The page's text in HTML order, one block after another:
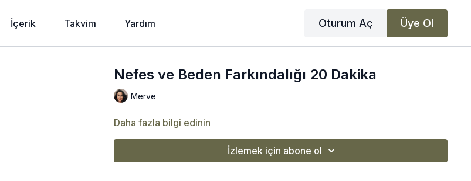
İçerik Takvim Yardım Oturum Aç Üye Ol
Nefes ve Beden Farkındalığı 20 Dakika
Merve
Daha fazla bilgi edinin
İzlemek için abone ol